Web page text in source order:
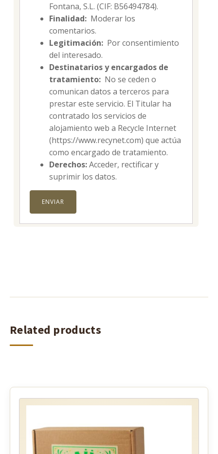
Fontana, S.L. (CIF: B56494784).
Finalidad: Moderar los
comentarios.
Legitimación: Por consentimiento
del interesado.
Destinatarios y encargados de
tratamiento: No se ceden o
comunican datos a terceros para
prestar este servicio. El Titular ha
contratado los servicios de
alojamiento web a Recycle Internet
(https://www.recynet.com) que actúa
como encargado de tratamiento.
Derechos:Acceder, rectificar y
suprimir los datos.
Related products